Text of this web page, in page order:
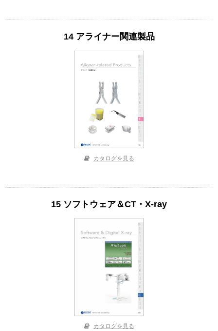
14 アライナー関連製品
カタログを見る
15 ソフトウェア＆CT・X-ray
カタログを見る